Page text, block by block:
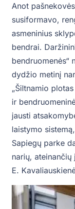
Anot
susiformavo,
asmeninius
bendrai.
bendruomenės“
dydžio metinį
„Šiltnamio
ir
jausti
laistymo
Sapiegų parke
narių, ateinančių
E.